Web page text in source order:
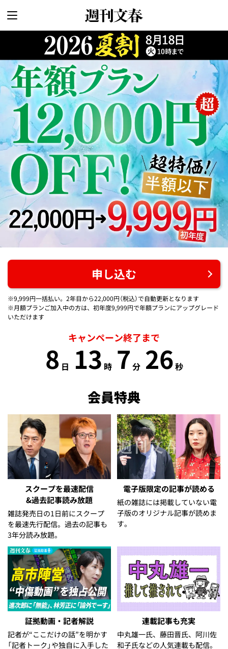
申し込む
※9,999円一括払い。2年目から22,000円（税込）で自動更新となります
※月額プランご加入中の方は、初年度9,999円で年額プランにアップグレード
いただけます
キャンペーン終了まで
8 日 13 時 7 分 25秒
会員特典
スクープを最速配信
&過去記事読み放題
雑誌発売日の1日前にスクープ
を最速先行配信。過去の記事も
3年分読み放題。
電子版限定の記事が読める
紙の雑誌には掲載していない電
子版のオリジナル記事が読めま
す。
証拠動画・記者解説
記者が“ここだけの話”を明かす
「記者トーク」や独自に入手した
連載記事も充実
中丸雄一氏、藤田晋氏、阿川佐
和子氏などの人気連載も配信。